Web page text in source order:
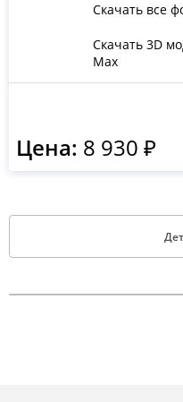
Скачать все
Скачать 3D
Max
Цена: 8 930 ₽